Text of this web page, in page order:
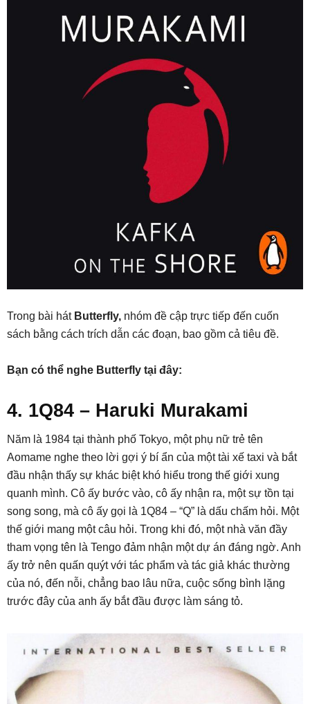
Trong bài hát Butterfly, nhóm đề cập trực tiếp đến cuốn
sách bằng cách trích dẫn các đoạn, bao gồm cả tiêu đề.
Bạn có thể nghe Butterfly tại đây:
4. 1Q84 – Haruki Murakami
Năm là 1984 tại thành phố Tokyo, một phụ nữ trẻ tên
Aomame nghe theo lời gợi ý bí ẩn của một tài xế taxi và bắt
đầu nhận thấy sự khác biệt khó hiểu trong thế giới xung
quanh mình. Cô ấy bước vào, cô ấy nhận ra, một sự tồn tại
song song, mà cô ấy gọi là 1Q84 – “Q” là dấu chấm hỏi. Một
thế giới mang một câu hỏi. Trong khi đó, một nhà văn đầy
tham vọng tên là Tengo đảm nhận một dự án đáng ngờ. Anh
ấy trở nên quấn quýt với tác phẩm và tác giả khác thường
của nó, đến nỗi, chẳng bao lâu nữa, cuộc sống bình lặng
trước đây của anh ấy bắt đầu được làm sáng tỏ.